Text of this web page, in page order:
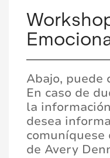
Abajo, puede
En caso de
la
desea
de Avery